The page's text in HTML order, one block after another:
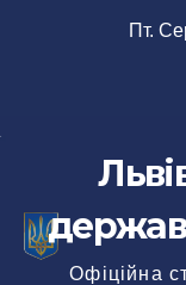
Пт.
Офіційна